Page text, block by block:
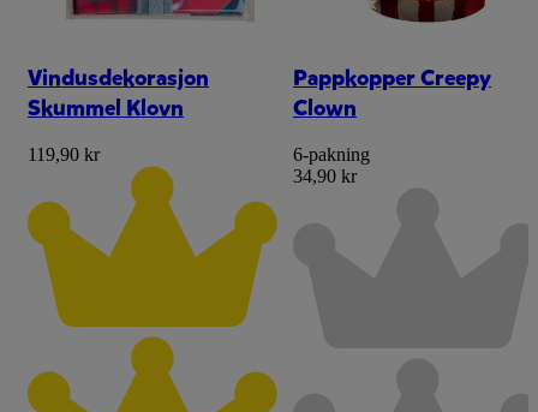
Vindusdekorasjon
Skummel Klovn
119,90 kr
Pappkopper Creepy
Clown
6-pakning
34,90 kr